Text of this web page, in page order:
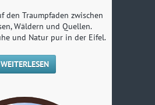
den Traumpfaden zwischen
Wäldern und Quellen.
und Natur pur in der Eifel.
WEITERLESEN